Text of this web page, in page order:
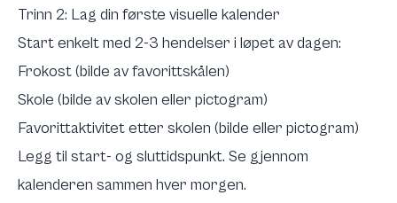
Trinn 2: Lag din første visuelle kalender
Start enkelt med 2-3 hendelser i løpet av dagen:
Frokost (bilde av favorittskålen)
Skole (bilde av skolen eller pictogram)
Favorittaktivitet etter skolen (bilde eller pictogram)
Legg til start- og sluttidspunkt. Se gjennom
kalenderen sammen hver morgen.